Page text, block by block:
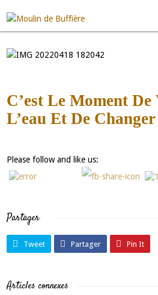
C’est Le Moment
L’eau Et De
Il est à vendre. Authenticité garantie
dans le respect de sa mémoire ! Prêt a
Please follow and like us:
Partager
Tweet Partager Pin It
Articles connexes